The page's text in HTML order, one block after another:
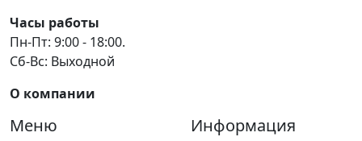
Часы работы
Пн-Пт: 9:00 - 18:00.
Сб-Вс: Выходной
О компании
Меню Информация